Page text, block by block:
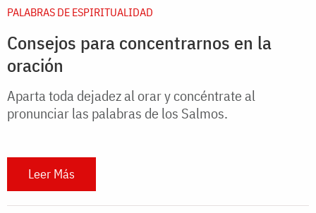
PALABRAS DE ESPIRITUALIDAD
Consejos para concentrarnos en la
oración
Aparta toda dejadez al orar y concéntrate al
pronunciar las palabras de los Salmos.
Leer Más